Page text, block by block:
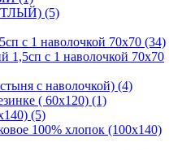
(5)
с 1 наволочкой 70х70 (34)
1,5сп с 1 наволочкой 70х70
с наволочкой) (4)
( 60х120) (1)
(5)
100% хлопок (100х140)